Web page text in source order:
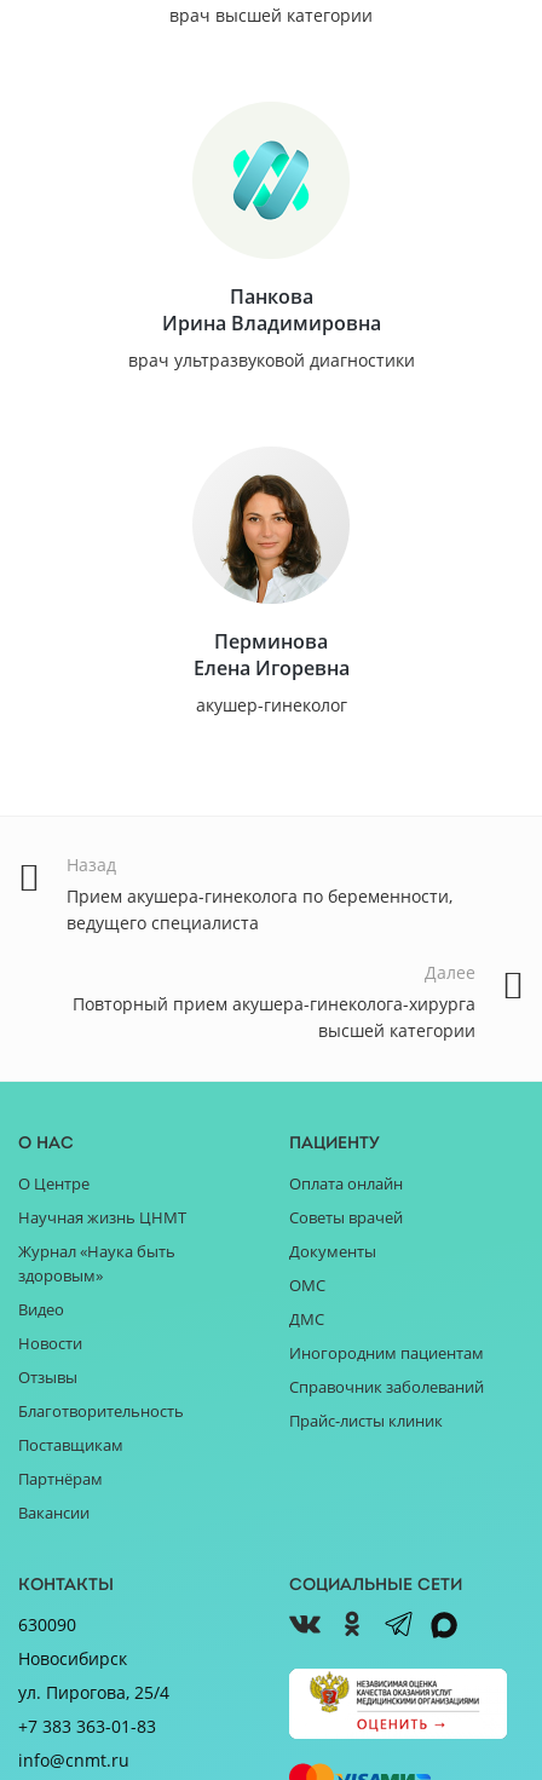
врач высшей категории
Панкова
Ирина Владимировна
врач ультразвуковой диагностики
Перминова
Елена Игоревна
акушер-гинеколог
Назад
Прием акушера-гинеколога по беременности,
ведущего специалиста
Далее
Повторный прием акушера-гинеколога-хирурга
высшей категории
О нас
О Центре
Научная жизнь ЦНМТ
Журнал «Наука быть
здоровым»
Видео
Новости
Отзывы
Благотворительность
Поставщикам
Партнёрам
Вакансии
Пациенту
Оплата онлайн
Советы врачей
Документы
ОМС
ДМС
Иногородним пациентам
Справочник заболеваний
Прайс-листы клиник
Контакты
630090
Новосибирск
ул. Пирогова, 25/4
+7 383 363-01-83
info@cnmt.ru
Социальные сети